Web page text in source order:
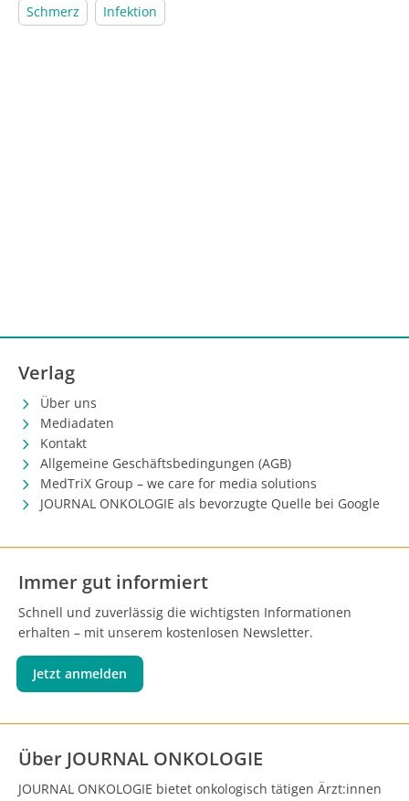
Schmerz Infektion
Verlag
Über uns
Mediadaten
Kontakt
Allgemeine Geschäftsbedingungen (AGB)
MedTriX Group – we care for media solutions
JOURNAL ONKOLOGIE als bevorzugte Quelle bei Google
Immer gut informiert
Schnell und zuverlässig die wichtigsten Informationen
erhalten – mit unserem kostenlosen Newsletter.
Jetzt anmelden
Über JOURNAL ONKOLOGIE
JOURNAL ONKOLOGIE bietet onkologisch tätigen Ärzt:innen